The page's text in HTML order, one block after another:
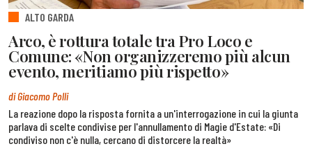
ALTO GARDA
Arco, è rottura totale tra Pro Loco e
Comune: «Non organizzeremo più alcun
evento, meritiamo più rispetto»
di Giacomo Polli
La reazione dopo la risposta fornita a un'interrogazione in cui la giunta
parlava di scelte condivise per l'annullamento di Magie d'Estate: «Di
condiviso non c'è nulla, cercano di distorcere la realtà»